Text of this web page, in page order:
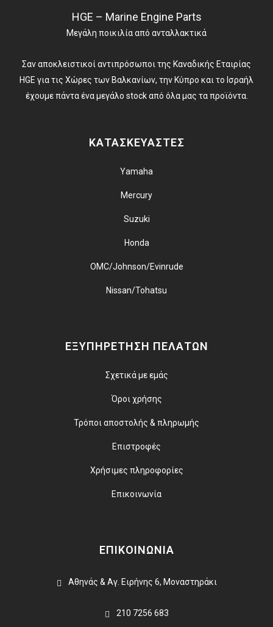
HGE – Marine Engine Parts
Μεγάλη ποικιλία από ανταλλακτικά
Σαν αποκλειστικοί αντιπρόσωποι της Καναδικής Εταιρίας
HGE για τις Χώρες των Βαλκανίων, την Κύπρο και το Ισραήλ
έχουμε πάντα ένα μεγάλο stock από όλα μας τα προϊόντα.
ΚΑΤΑΣΚΕΥΑΣΤΕΣ
Yamaha
Mercury
Suzuki
Honda
OMC/Johnson/Evinrude
Nissan/Tohatsu
ΕΞΥΠΗΡΕΤΗΣΗ ΠΕΛΑΤΩΝ
Σχετικά με εμάς
Όροι χρήσης
Τρόποι αποστολής & πληρωμής
Επιστροφές
Χρήσιμες πληροφορίες
Επικοινωνία
ΕΠΙΚΟΙΝΩΝΙΑ
Αθηνάς & Αγ. Ειρήνης 6, Μοναστηράκι
210 7256 683